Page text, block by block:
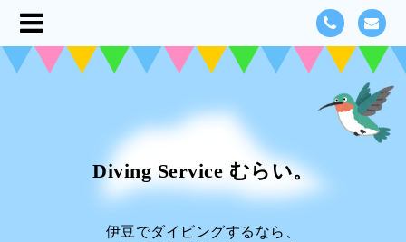
Diving Service むらい。
伊豆でダイビングするなら、